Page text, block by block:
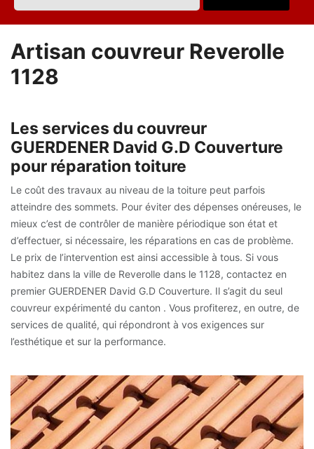
Artisan couvreur Reverolle
1128
Les services du couvreur
GUERDENER David G.D Couverture
pour réparation toiture
Le coût des travaux au niveau de la toiture peut parfois
atteindre des sommets. Pour éviter des dépenses onéreuses, le
mieux c’est de contrôler de manière périodique son état et
d’effectuer, si nécessaire, les réparations en cas de problème.
Le prix de l’intervention est ainsi accessible à tous. Si vous
habitez dans la ville de Reverolle dans le 1128, contactez en
premier GUERDENER David G.D Couverture. Il s’agit du seul
couvreur expérimenté du canton . Vous profiterez, en outre, de
services de qualité, qui répondront à vos exigences sur
l’esthétique et sur la performance.